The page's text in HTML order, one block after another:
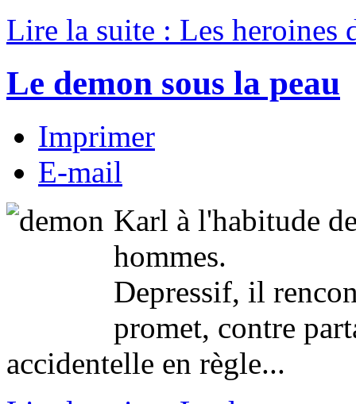
Lire la suite : Les heroines
Le demon sous la peau
Imprimer
E-mail
Karl à l'habitude
hommes.
Depressif, il
promet, contre
accidentelle en règle...